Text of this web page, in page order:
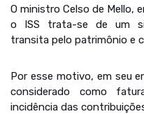
O ministro Celso de Mello,
o ISS trata-se de um
transita pelo patrimônio e
Por esse motivo, em seu
considerado como
incidência das